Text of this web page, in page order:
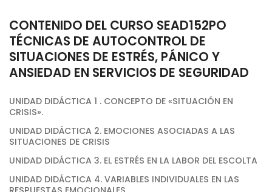
CONTENIDO DEL CURSO SEAD152PO
TÉCNICAS DE AUTOCONTROL DE
SITUACIONES DE ESTRÉS, PÁNICO Y
ANSIEDAD EN SERVICIOS DE SEGURIDAD
UNIDAD DIDÁCTICA 1 . CONCEPTO DE «SITUACIÓN EN
CRISIS».
UNIDAD DIDÁCTICA 2. EMOCIONES ASOCIADAS A LAS
SITUACIONES DE CRISIS
UNIDAD DIDÁCTICA 3. EL ESTRÉS EN LA LABOR DEL ESCOLTA
UNIDAD DIDÁCTICA 4. VARIABLES INDIVIDUALES EN LAS